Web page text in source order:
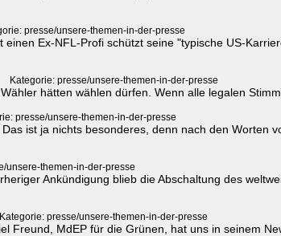
presse/unsere-themen-in-der-presse
Ex-NFL-Profi schützt seine "typische US-
Kategorie: presse/unsere-themen-in-der-presse
hätten wählen dürfen. Wenn alle legalen
presse/unsere-themen-in-der-presse
ist ja nichts besonderes, denn nach den
unsere-themen-in-der-presse
Ankündigung blieb die Abschaltung des
Kategorie: presse/unsere-themen-in-der-presse
Freund, MdEP für die Grünen, hat uns in seinem